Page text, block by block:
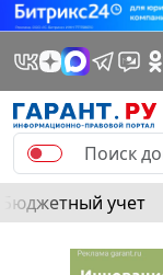
Бюджетный учет